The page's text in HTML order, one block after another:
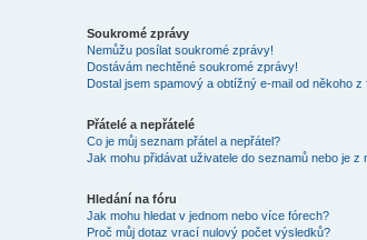
Soukromé zprávy
Nemůžu posílat soukromé zprávy!
Dostávám nechtěné soukromé zprávy!
Dostal jsem spamový a obtížný e-mail od někoho z
Přátelé a nepřátelé
Co je můj seznam přátel a nepřátel?
Jak mohu přidávat uživatele do seznamů nebo je z
Hledání na fóru
Jak mohu hledat v jednom nebo více fórech?
Proč můj dotaz vrací nulový počet výsledků?